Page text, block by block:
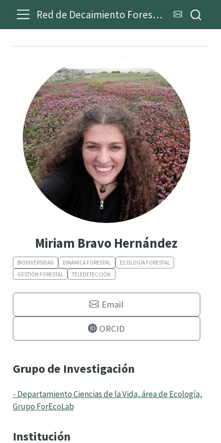
Red de Decaimiento Forestal
Miriam Bravo Hernández
BIODIVERSIDAD DINÁMICA FORESTAL
ECOLOGÍA FORESTAL
GESTIÓN FORESTAL
TELEDETECCIÓN
Email
ORCID
Grupo de Investigación
- Departamiento Ciencias de la Vida, área de Ecología,
Grupo ForEcoLab
Institución